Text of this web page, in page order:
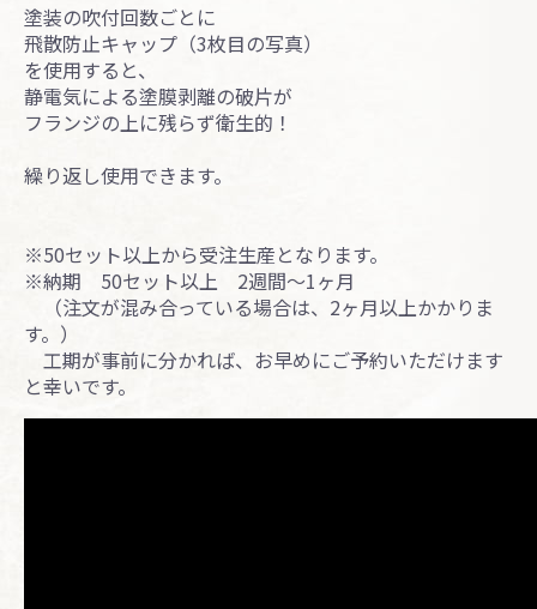
塗装の吹付回数ごとに
飛散防止キャップ（3枚目の写真）
を使用すると、
静電気による塗膜剥離の破片が
フランジの上に残らず衛生的！
繰り返し使用できます。
※50セット以上から受注生産となります。
※納期 50セット以上 2週間～1ヶ月
（注文が混み合っている場合は、2ヶ月以上かかりま
す。）
工期が事前に分かれば、お早めにご予約いただけます
と幸いです。